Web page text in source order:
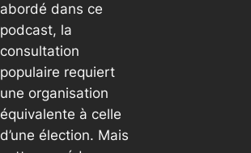
abordé dans ce
podcast, la
consultation
populaire requiert
une organisation
équivalente à celle
d’une élection. Mais